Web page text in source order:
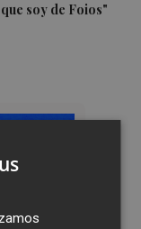
soy de Foios"